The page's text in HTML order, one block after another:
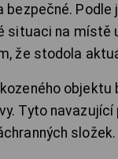
bezpečné. Podle
situaci na místě
že stodola
objektu
Tyto
složek.